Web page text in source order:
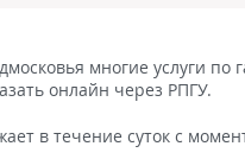
многие услуги по
онлайн через РПГУ.
в течение суток с